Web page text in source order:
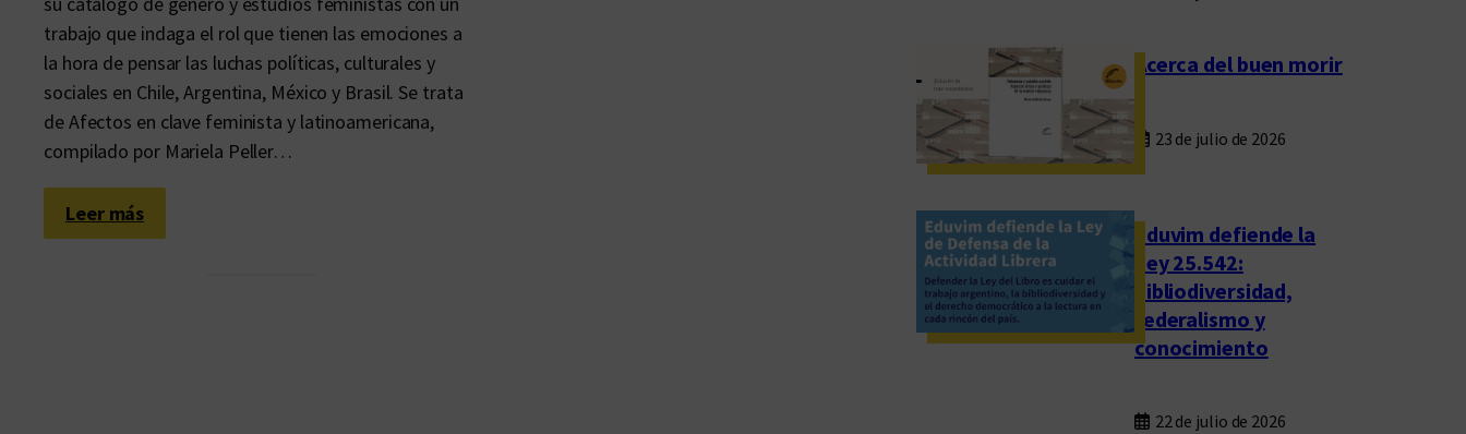
trabajo que indaga el rol que tienen las emociones a
la hora de pensar las luchas políticas, culturales y
sociales en Chile, Argentina, México y Brasil. Se trata
de Afectos en clave feminista y latinoamericana,
compilado por Mariela Peller…
Leer más:
A
Acerca del buen morir
23 de julio de 2026
Eduvim defiende la
Ley 25.542:
bibliodiversidad,
federalismo y
conocimiento
22 de julio de 2026